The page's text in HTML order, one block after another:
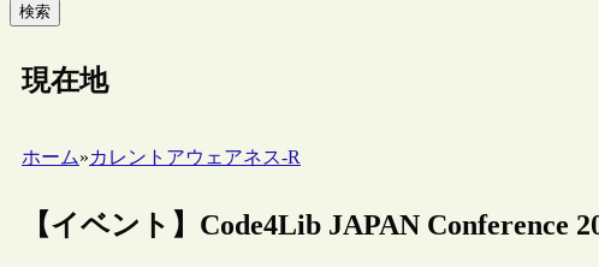
検索
現在地
ホーム»カレントアウェアネス-R
【イベント】Code4Lib JAPAN Conference